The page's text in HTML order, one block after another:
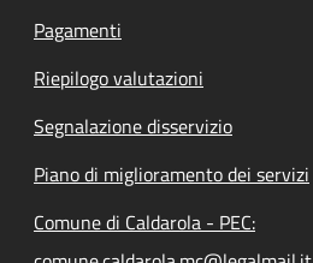
Pagamenti
Riepilogo valutazioni
Segnalazione disservizio
Piano di miglioramento dei servizi
Comune di Caldarola - PEC: